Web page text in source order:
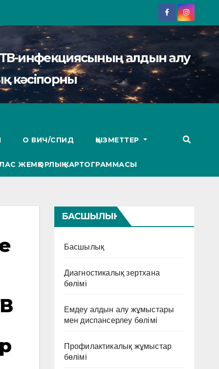
инфекциясының алдын алу
кәсіпорны
О ВИЧ/СПИД ҚЫЗМЕТТЕР
ЖЕМҚОРЛЫҚ КАРТОГРАММАСЫ
БАСШЫЛЫҚ
Басшылық
Диагностикалық зертхана
бөлімі
Емдеу алдын алу жұмыстары
мен диспансерлеу бөлімі
Профилактикалық жұмыстар
бөлімі